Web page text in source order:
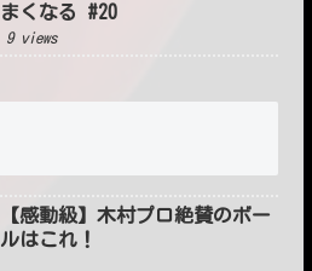
まくなる #20
9 views
【感動級】木村プロ絶賛のボー
ルはこれ！